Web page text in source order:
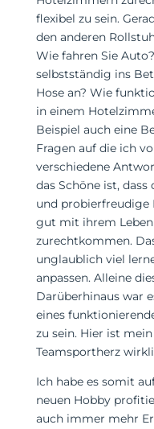
flexibel zu sein.
den anderen
Wie fahren Sie
selbstständig ins
Hose an? Wie
in einem
Beispiel auch eine
Fragen auf die ich
verschiedene
das Schöne ist,
und probierfreudige
gut mit ihrem
zurechtkommen.
unglaublich viel
anpassen. Alleine
Darüberhinaus war
eines
zu sein. Hier ist
Teamsportherz
Ich habe es somit
neuen Hobby
auch immer mehr